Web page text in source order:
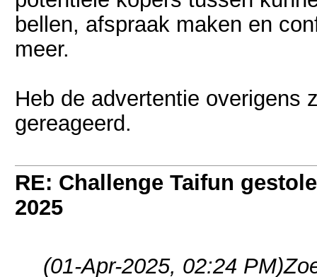
bellen, afspraak maken en
meer.
Heb de advertentie overigens
gereageerd.
RE: Challenge Taifun
2025
(01-Apr-2025, 02:24 PM)